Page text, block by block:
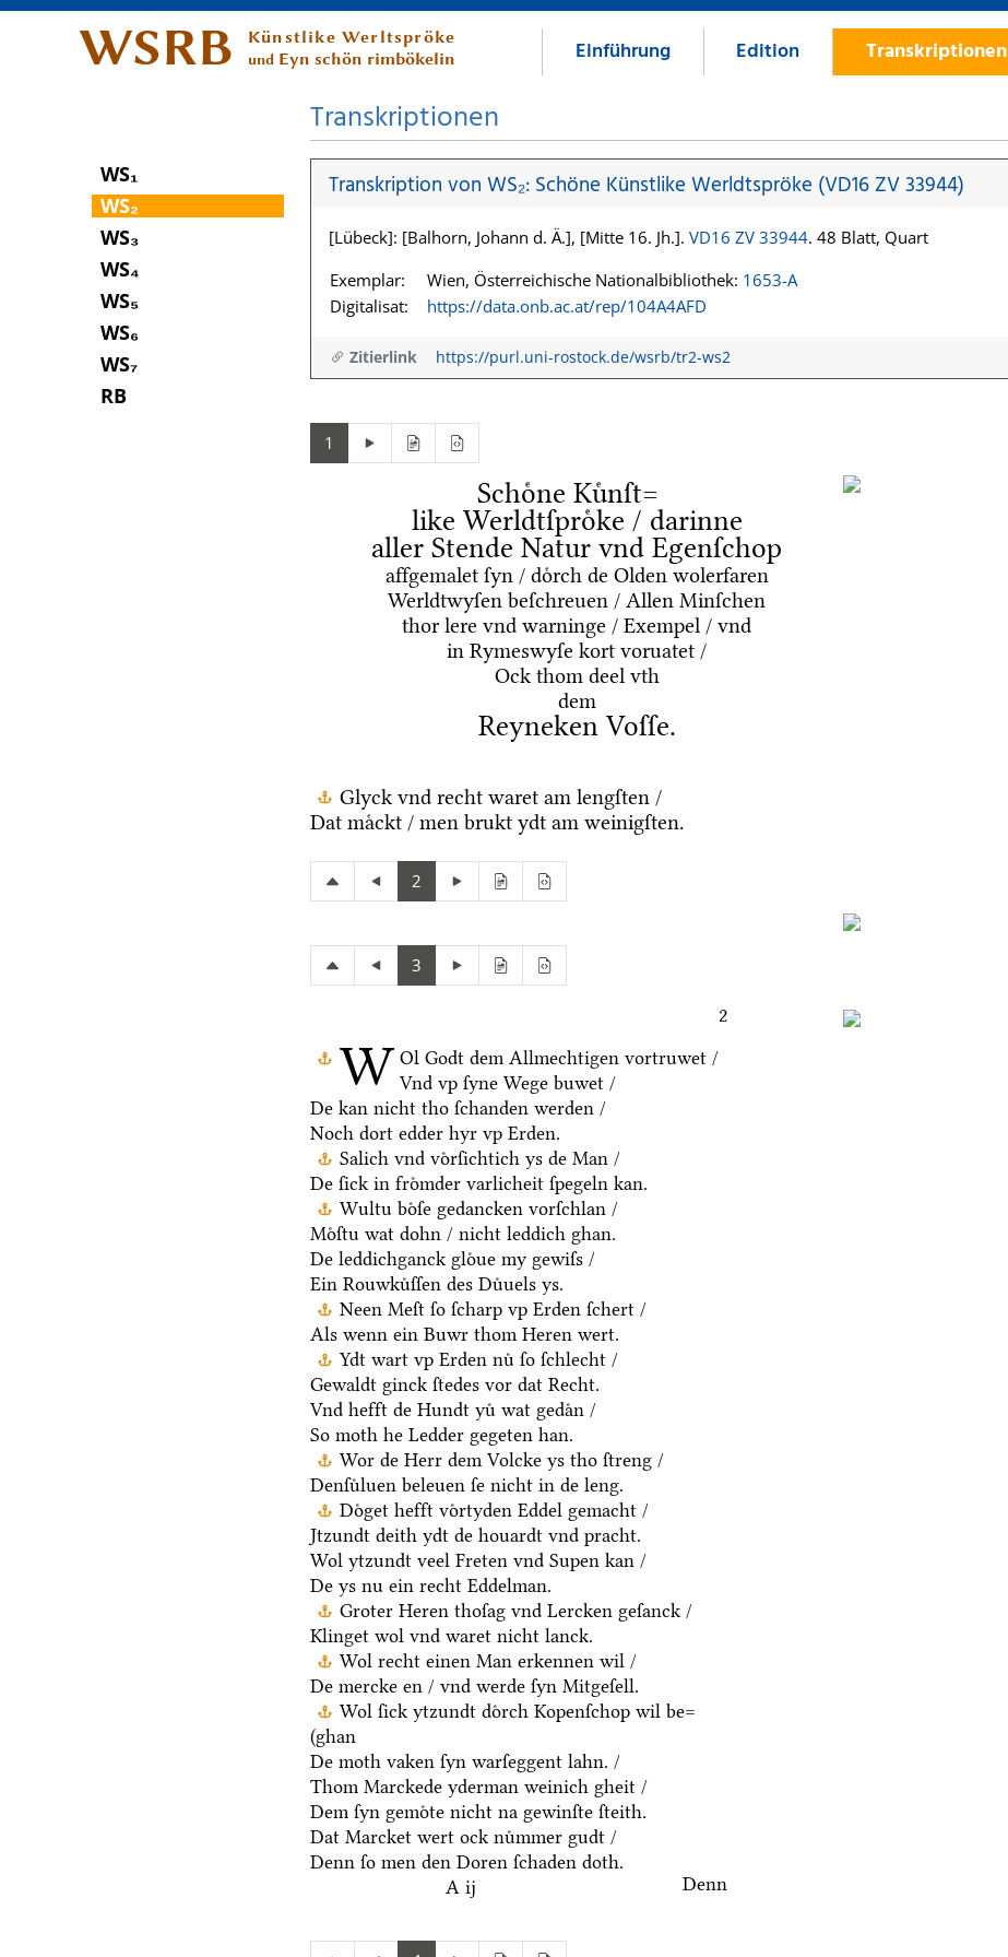
WSRB Künstlike Werltspröke
und Eyn schön rimbökelin Einführung Edition Transkriptionen
WS₁
WS₂
WS₃
WS₄
WS₅
WS₆
WS₇
RB
Transkriptionen
Transkription von WS₂: Schöne Künstlike Werldtspröke (VD16 ZV 33944)
[Lübeck]: [Balhorn, Johann d. Ä.], [Mitte 16. Jh.]. VD16 ZV 33944. 48 Blatt, Quart
Exemplar:
Wien, Österreichische Nationalbibliothek: 1653-A
Digitalisat:
https://data.onb.ac.at/rep/104A4AFD
Zitierlink https://purl.uni-rostock.de/wsrb/tr2-ws2
1
Schoͤne Kuͤnſt=
like Werldtſproͤke / darinne
aller Stende Natur vnd Egenſchop
affgemalet ſyn / doͤrch de Olden wolerfaren
Werldtwyſen beſchreuen / Allen Minſchen
thor lere vnd warninge / Exempel / vnd
in Rymeswyſe kort voruatet /
Ock thom deel vth
dem
Reyneken Voſſe.
Glyck vnd recht waret am lengſten /
Dat maͤckt / men brukt ydt am weinigſten.
2
3
2
W Ol Godt dem Allmechtigen vortruwet /
Vnd vp ſyne Wege buwet /
De kan nicht tho ſchanden werden /
Noch dort edder hyr vp Erden.
Salich vnd voͤrſichtich ys de Man /
De ſick in froͤmder varlicheit ſpegeln kan.
Wultu boͤſe gedancken vorſchlan /
Moͤſtu wat dohn / nicht leddich ghan.
De leddichganck gloͤue my gewiſs /
Ein Rouwkuͤſſen des Duͤuels ys.
Neen Meſt ſo ſcharp vp Erden ſchert /
Als wenn ein Buwr thom Heren wert.
Ydt wart vp Erden nuͤ ſo ſchlecht /
Gewaldt ginck ſtedes vor dat Recht.
Vnd hefft de Hundt yuͤ wat gedaͤn /
So moth he Ledder gegeten han.
Wor de Herr dem Volcke ys tho ſtreng /
Denſuͤluen beleuen ſe nicht in de leng.
Doͤget hefft voͤrtyden Eddel gemacht /
Jtzundt deith ydt de houardt vnd pracht.
Wol ytzundt veel Freten vnd Supen kan /
De ys nu ein recht Eddelman.
Groter Heren thoſag vnd Lercken geſanck /
Klinget wol vnd waret nicht lanck.
Wol recht einen Man erkennen wil /
De mercke en / vnd werde ſyn Mitgeſell.
Wol ſick ytzundt doͤrch Kopenſchop wil be=
(ghan
De moth vaken ſyn warſeggent lahn. /
Thom Marckede yderman weinich gheit /
Dem ſyn gemoͤte nicht na gewinſte ſteith.
Dat Marcket wert ock nuͤmmer gudt /
Denn ſo men den Doren ſchaden doth.
A ij
Denn